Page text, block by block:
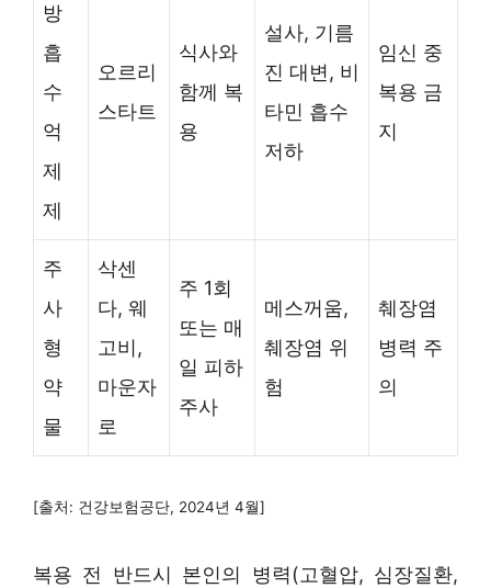
방
흡
수
억
제
제
오르리
스타트
식사와
함께 복
용
설사, 기름
진 대변, 비
타민 흡수
저하
임신 중
복용 금
지
주
사
형
약
물
삭센
다, 웨
고비,
마운자
로
주 1회
또는 매
일 피하
주사
메스꺼움,
췌장염 위
험
췌장염
병력 주
의
[출처: 건강보험공단, 2024년 4월]
복용 전 반드시 본인의 병력(고혈압, 심장질환,